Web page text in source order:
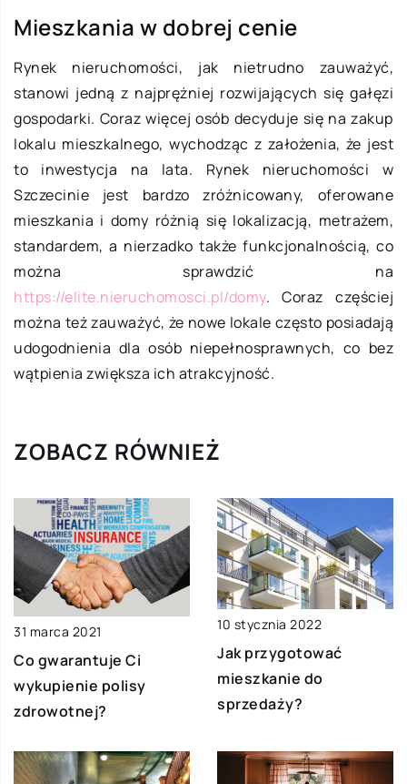
Mieszkania w dobrej cenie
Rynek nieruchomości, jak nietrudno zauważyć,
stanowi jedną z najprężniej rozwijających się gałęzi
gospodarki. Coraz więcej osób decyduje się na zakup
lokalu mieszkalnego, wychodząc z założenia, że jest
to inwestycja na lata. Rynek nieruchomości w
Szczecinie jest bardzo zróżnicowany, oferowane
mieszkania i domy różnią się lokalizacją, metrażem,
standardem, a nierzadko także funkcjonalnością, co
można sprawdzić na
https://elite.nieruchomosci.pl/domy. Coraz częściej
można też zauważyć, że nowe lokale często posiadają
udogodnienia dla osób niepełnosprawnych, co bez
wątpienia zwiększa ich atrakcyjność.
ZOBACZ RÓWNIEŻ
31 marca 2021
Co gwarantuje Ci
wykupienie polisy
zdrowotnej?
10 stycznia 2022
Jak przygotować
mieszkanie do
sprzedaży?